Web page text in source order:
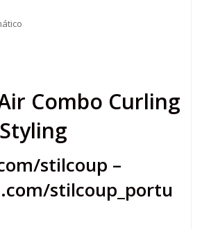
Combo Curling
stilcoup –
stilcoup_portu